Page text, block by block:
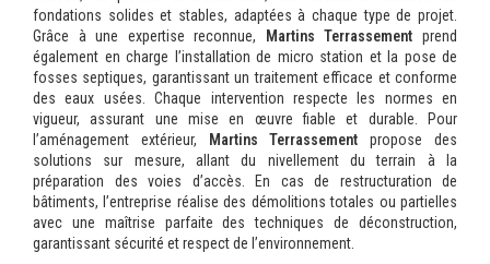
fondations solides et stables, adaptées à chaque type de projet.
Grâce à une expertise reconnue, Martins Terrassement prend
également en charge l’installation de micro station et la pose de
fosses septiques, garantissant un traitement efficace et conforme
des eaux usées. Chaque intervention respecte les normes en
vigueur, assurant une mise en œuvre fiable et durable. Pour
l’aménagement extérieur, Martins Terrassement propose des
solutions sur mesure, allant du nivellement du terrain à la
préparation des voies d’accès. En cas de restructuration de
bâtiments, l’entreprise réalise des démolitions totales ou partielles
avec une maîtrise parfaite des techniques de déconstruction,
garantissant sécurité et respect de l’environnement.